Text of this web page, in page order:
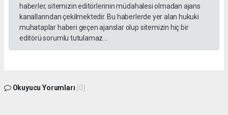
haberler, sitemizin editörlerinin müdahalesi olmadan ajans
kanallarından çekilmektedir. Bu haberlerde yer alan hukuki
muhataplar haberi geçen ajanslar olup sitemizin hiç bir
editörü sorumlu tutulamaz...
Okuyucu Yorumları (0)